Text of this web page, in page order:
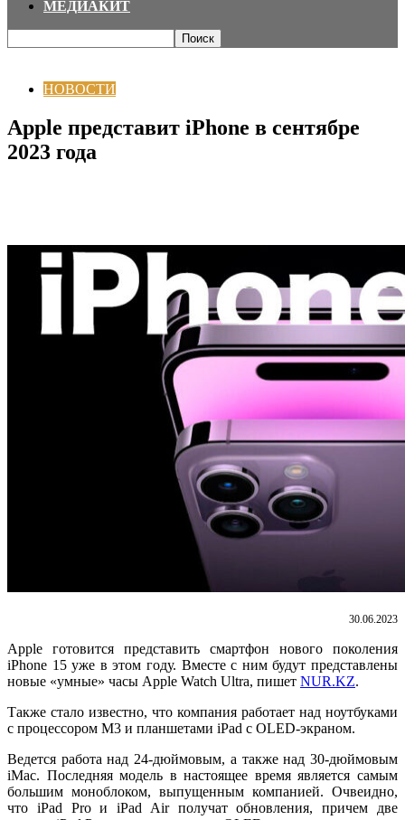
МЕДИАКИТ
НОВОСТИ
Apple представит iPhone в сентябре
2023 года
30.06.2023
Apple готовится представить смартфон нового поколения
iPhone 15 уже в этом году. Вместе с ним будут представлены
новые «умные» часы Apple Watch Ultra, пишет NUR.KZ.
Также стало известно, что компания работает над ноутбуками
с процессором M3 и планшетами iPad с OLED-экраном.
Ведется работа над 24-дюймовым, а также над 30-дюймовым
iMac. Последняя модель в настоящее время является самым
большим моноблоком, выпущенным компанией. Очвеидно,
что iPad Pro и iPad Air получат обновления, причем две